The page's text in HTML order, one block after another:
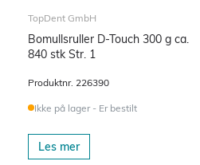
TopDent GmbH
Bomullsruller D-Touch 300 g ca.
840 stk Str. 1
Produktnr. 226390
Ikke på lager - Er bestilt
Les mer